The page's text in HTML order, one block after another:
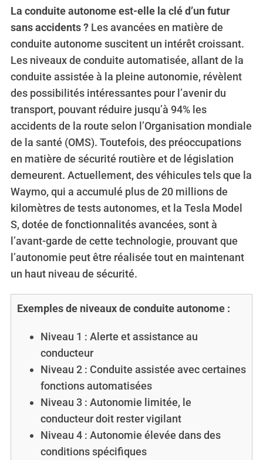
La conduite autonome est-elle la clé d’un futur
sans accidents ?Les avancées en matière de
conduite autonome suscitent un intérêt croissant.
Les niveaux de conduite automatisée, allant de la
conduite assistée à la pleine autonomie, révèlent
des possibilités intéressantes pour l’avenir du
transport, pouvant réduire jusqu’à 94% les
accidents de la route selon l’Organisation mondiale
de la santé (OMS). Toutefois, des préoccupations
en matière de sécurité routière et de législation
demeurent. Actuellement, des véhicules tels que la
Waymo, qui a accumulé plus de 20 millions de
kilomètres de tests autonomes, et la Tesla Model
S, dotée de fonctionnalités avancées, sont à
l’avant-garde de cette technologie, prouvant que
l’autonomie peut être réalisée tout en maintenant
un haut niveau de sécurité.
Exemples de niveaux de conduite autonome :
Niveau 1 : Alerte et assistance au
conducteur
Niveau 2 : Conduite assistée avec certaines
fonctions automatisées
Niveau 3 : Autonomie limitée, le
conducteur doit rester vigilant
Niveau 4 : Autonomie élevée dans des
conditions spécifiques
S
e
r
c
h
f
r
: